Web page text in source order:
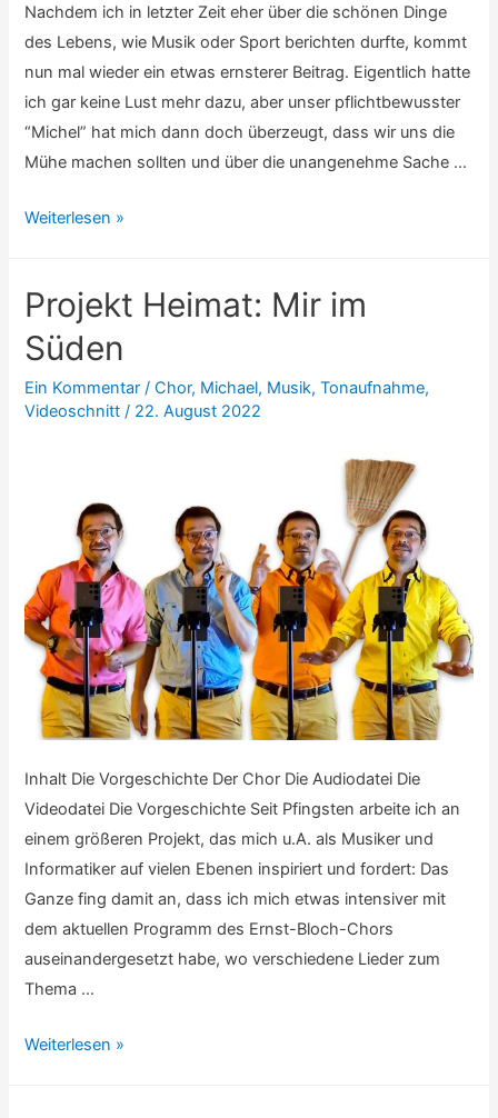
Nachdem ich in letzter Zeit eher über die schönen Dinge
des Lebens, wie Musik oder Sport berichten durfte, kommt
nun mal wieder ein etwas ernsterer Beitrag. Eigentlich hatte
ich gar keine Lust mehr dazu, aber unser pflichtbewusster
“Michel” hat mich dann doch überzeugt, dass wir uns die
Mühe machen sollten und über die unangenehme Sache …
Meine
Zu
wenig
Einsicht?
Weiterlesen »
Projekt Heimat: Mir im
Süden
Ein Kommentar /Chor, Michael, Musik,Tonaufnahme,
Videoschnitt / 22. August 2022
Inhalt Die Vorgeschichte Der Chor Die Audiodatei Die
Videodatei Die Vorgeschichte Seit Pfingsten arbeite ich an
einem größeren Projekt, das mich u.A. als Musiker und
Informatiker auf vielen Ebenen inspiriert und fordert: Das
Ganze fing damit an, dass ich mich etwas intensiver mit
dem aktuellen Programm des Ernst-Bloch-Chors
auseinandergesetzt habe, wo verschiedene Lieder zum
Thema …
Projekt
Weiterlesen »